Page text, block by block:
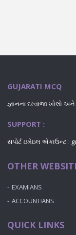
GUJARATI MCQ
જ્ઞાનના દરવાજા ખોલો
SUPPORT :
સપોર્ટ ઇમેઇલ એકાઉન્ટ :
OTHER
EXAMIANS
ACCOUNTIANS
QUICK LINKS